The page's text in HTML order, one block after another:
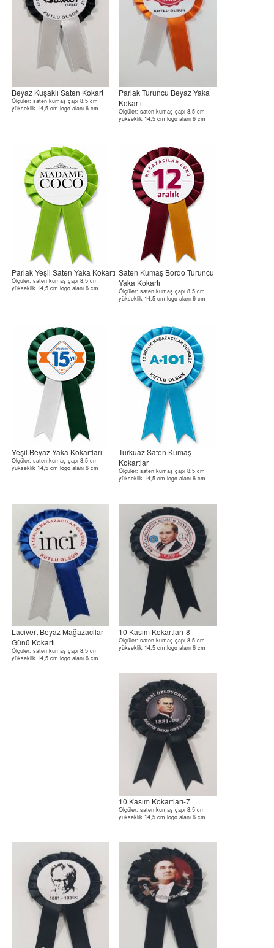
Beyaz Kuşaklı Saten Kokart
Ölçüler: saten kumaş çapı 8,5 cm
yükseklik 14,5 cm logo alanı 6 cm
Parlak Turuncu Beyaz Yaka
Kokartı
Ölçüler: saten kumaş çapı 8,5 cm
yükseklik 14,5 cm logo alanı 6 cm
Parlak Yeşil Saten Yaka Kokartı
Ölçüler: saten kumaş çapı 8,5 cm
yükseklik 14,5 cm logo alanı 6 cm
Saten Kumaş Bordo Turuncu
Yaka Kokartı
Ölçüler: saten kumaş çapı 8,5 cm
yükseklik 14,5 cm logo alanı 6 cm
Yeşil Beyaz Yaka Kokartları
Ölçüler: saten kumaş çapı 8,5 cm
yükseklik 14,5 cm logo alanı 6 cm
Turkuaz Saten Kumaş
Kokartlar
Ölçüler: saten kumaş çapı 8,5 cm
yükseklik 14,5 cm logo alanı 6 cm
Lacivert Beyaz Mağazacılar
Günü Kokartı
Ölçüler: saten kumaş çapı 8,5 cm
yükseklik 14,5 cm logo alanı 6 cm
10 Kasım Kokartları-8
Ölçüler: saten kumaş çapı 8,5 cm
yükseklik 14,5 cm logo alanı 6 cm
10 Kasım Kokartları-7
Ölçüler: saten kumaş çapı 8,5 cm
yükseklik 14,5 cm logo alanı 6 cm